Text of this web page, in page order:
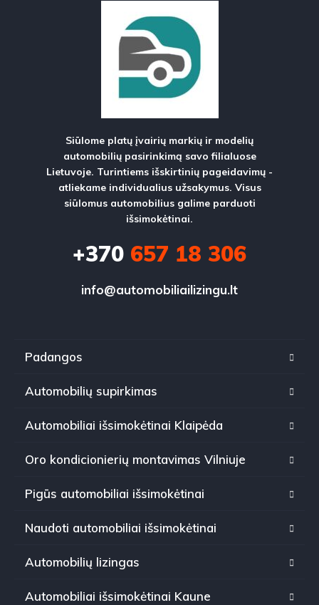
Siūlome platų įvairių markių ir modelių
automobilių pasirinkimą savo filialuose
Lietuvoje. Turintiems išskirtinių pageidavimų -
atliekame individualius užsakymus. Visus
siūlomus automobilius galime parduoti
išsimokėtinai.
+370 657 18 306
info@automobiliailizingu.lt
Padangos
Automobilių supirkimas
Automobiliai išsimokėtinai Klaipėda
Oro kondicionierių montavimas Vilniuje
Pigūs automobiliai išsimokėtinai
Naudoti automobiliai išsimokėtinai
Automobilių lizingas
Automobiliai išsimokėtinai Kaune